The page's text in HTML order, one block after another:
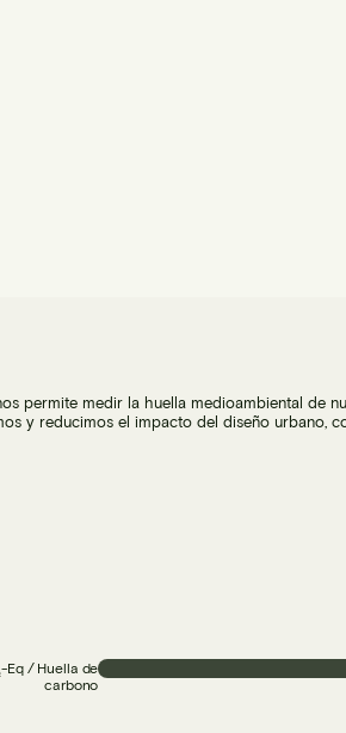
permite medir la huella medioambiental de
y reducimos el impacto del diseño urbano,
Eq / Huella de
carbono